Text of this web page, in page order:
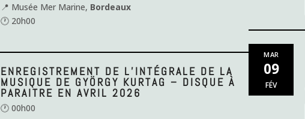
📍 Musée Mer Marine, Bordeaux
🕐 20h00
ENREGISTREMENT DE L’INTÉGRALE DE LA
MUSIQUE DE GYÖRGY KURTAG – DISQUE À
PARAITRE EN AVRIL 2026
🕐 00h00
MAR
09
FÉV